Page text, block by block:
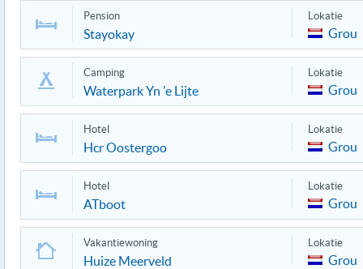
Pension
Stayokay
Lokatie
Grou
Camping
Waterpark Yn 'e Lijte
Lokatie
Grou
Hotel
Hcr Oostergoo
Lokatie
Grou
Hotel
ATboot
Lokatie
Grou
Vakantiewoning
Huize Meerveld
Lokatie
Grou